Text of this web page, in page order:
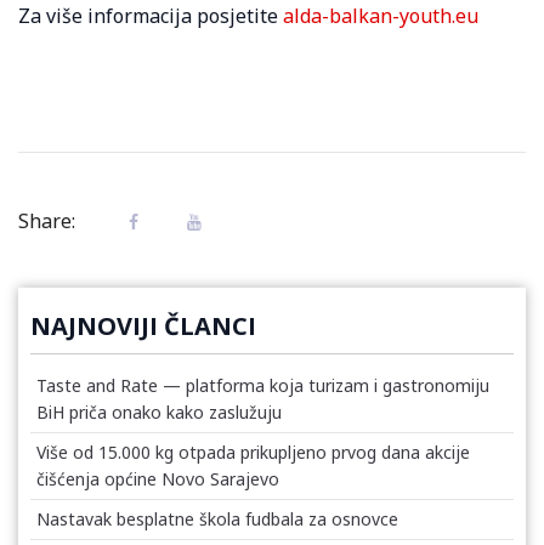
Za više informacija posjetitealda-balkan-youth.eu
Share:
NAJNOVIJI ČLANCI
Taste and Rate — platforma koja turizam i gastronomiju
BiH priča onako kako zaslužuju
Više od 15.000 kg otpada prikupljeno prvog dana akcije
čišćenja općine Novo Sarajevo
Nastavak besplatne škola fudbala za osnovce